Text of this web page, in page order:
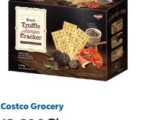
Costco Grocery